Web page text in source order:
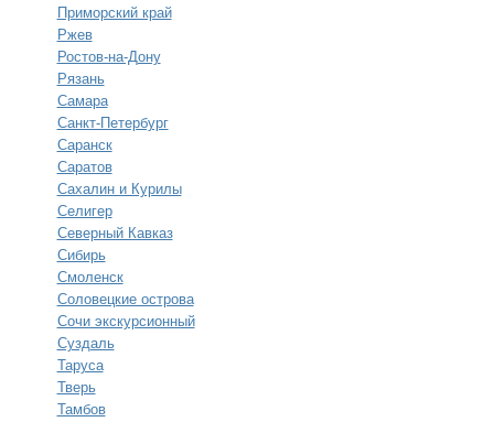
Приморский край
Ржев
Ростов-на-Дону
Рязань
Самара
Санкт-Петербург
Саранск
Саратов
Сахалин и Курилы
Селигер
Северный Кавказ
Сибирь
Смоленск
Соловецкие острова
Сочи экскурсионный
Суздаль
Таруса
Тверь
Тамбов